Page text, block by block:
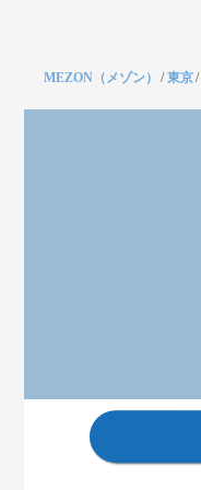
MEZON（メゾン） /東京/